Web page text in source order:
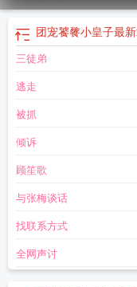
头、糖醋排骨、红烧猪蹄……
差、耍大牌吗？楚棠演电视
想要换人设祸祸人！花絮一
敬业。网友：……真香。没想
如果您喜欢团宠小饕餮靠美食
穿团宠饕餮小皇子60 饕餮
崽团宠饕餮幼崽 团宠小饕
子[清团宠之饕餮小皇子 团
表哥的饕餮免费阅读
团宠饕
团宠饕餮小皇子最
三徒弟
逃走
被抓
倾诉
顾笙歌
与张梅谈话
找联系方式
全网声讨